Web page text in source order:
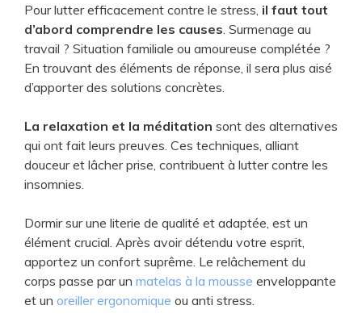
Pour lutter efficacement contre le stress, il faut tout
d’abord comprendre les causes . Surmenage au
travail ? Situation familiale ou amoureuse complétée ?
En trouvant des éléments de réponse, il sera plus aisé
d’apporter des solutions concrètes.
La relaxation et la méditation sont des alternatives
qui ont fait leurs preuves. Ces techniques, alliant
douceur et lâcher prise, contribuent à lutter contre les
insomnies.
Dormir sur une literie de qualité et adaptée, est un
élément crucial. Après avoir détendu votre esprit,
apportez un confort suprême. Le relâchement du
corps passe par un matelas à la mousse enveloppante
et un oreiller ergonomique ou anti stress.